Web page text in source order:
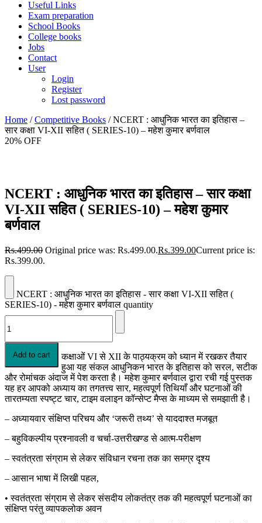
Useful Links
Exam preparation
School Books
College books
Jobs
Contact
User
Login
Register
Lost password
Home /Competitive Books / NCERT : आधुनिक भारत का इतिहास –
सार कक्षा VI-XII सहित ( SERIES-10) – महेश कुमार बर्णवाल
20% OFF
NCERT : आधुनिक भारत का इतिहास – सार कक्षा
VI-XII सहित ( SERIES-10) – महेश कुमार
बर्णवाल
Rs.499.00 Original price was: Rs.499.00.Rs.399.00Current price is:
Rs.399.00.
NCERT : आधुनिक भारत का इतिहास - सार कक्षा VI-XII सहित (
SERIES-10) - महेश कुमार बर्णवाल quantity
Add to cart
कक्षाओं VI से XII के पाठ्यक्रम को ध्यान में रखकर तैयार
हुआ यह संकल आधुनिकन भारत के इतिहास को सरल, सटीक
और रोमांचक अंदाज में पेश करता है। महेश कुमार बर्णवाल द्वारा रची गई पुस्तक
यह हर आपको अध्याय का तगतत्त्व सार, महत्वपूर्ण तिथियाँ और घटनाओं की
तारतम्यता स्पष्ट्ट चार, टाइम वलाइन कॉन्सेप्ट मैप्स के माध्यम से समझाती है।
– अध्यायवार संक्षिप्त परिचय और ‘जरूरी तथ्य’ से याददाश्त मजबूत
– बहुविकल्पीय प्रश्नावली व चर्चा-उत्तरीखण्ड से आत्म-परीक्षण
– स्वतंत्रता संग्राम से लेकर संविधान रचना तक का समग्र दृश्य
– आसान भाषा में लिखी पहल,
• स्वतंत्रता संग्राम से लेकर संसदीय लोकतंत्र तक की महत्वपूर्ण घटनाओं का
संक्षिप्त परंतु व्यापकलोक अवन